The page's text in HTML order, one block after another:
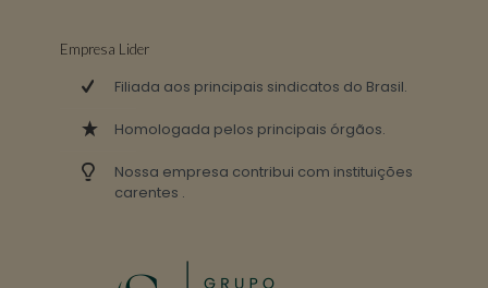
Empresa Lider
Filiada aos principais sindicatos do Brasil.
Homologada pelos principais órgãos.
Nossa empresa contribui com instituições
carentes .